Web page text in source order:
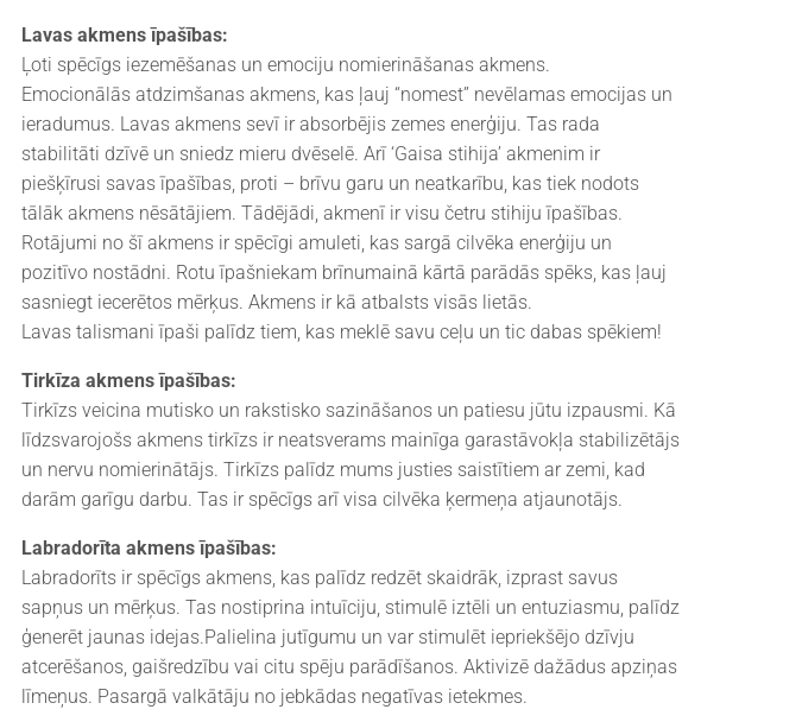
Lavas akmens īpašības:
Ļoti spēcīgs iezemēšanas un emociju nomierināšanas akmens.
Emocionālās atdzimšanas akmens, kas ļauj “nomest” nevēlamas emocijas un
ieradumus. Lavas akmens sevī ir absorbējis zemes enerģiju. Tas rada
stabilitāti dzīvē un sniedz mieru dvēselē. Arī ‘Gaisa stihija’ akmenim ir
piešķīrusi savas īpašības, proti – brīvu garu un neatkarību, kas tiek nodots
tālāk akmens nēsātājiem. Tādējādi, akmenī ir visu četru stihiju īpašības.
Rotājumi no šī akmens ir spēcīgi amuleti, kas sargā cilvēka enerģiju un
pozitīvo nostādni. Rotu īpašniekam brīnumainā kārtā parādās spēks, kas ļauj
sasniegt iecerētos mērķus. Akmens ir kā atbalsts visās lietās.
Lavas talismani īpaši palīdz tiem, kas meklē savu ceļu un tic dabas spēkiem!
Tirkīza akmens īpašības:
Tirkīzs veicina mutisko un rakstisko sazināšanos un patiesu jūtu izpausmi. Kā
līdzsvarojošs akmens tirkīzs ir neatsverams mainīga garastāvokļa stabilizētājs
un nervu nomierinātājs. Tirkīzs palīdz mums justies saistītiem ar zemi, kad
darām garīgu darbu. Tas ir spēcīgs arī visa cilvēka ķermeņa atjaunotājs.
Labradorīta akmens īpašības:
Labradorīts ir spēcīgs akmens, kas palīdz redzēt skaidrāk, izprast savus
sapņus un mērķus. Tas nostiprina intuīciju, stimulē iztēli un entuziasmu, palīdz
ģenerēt jaunas idejas.Palielina jutīgumu un var stimulēt iepriekšējo dzīvju
atcerēšanos, gaišredzību vai citu spēju parādīšanos. Aktivizē dažādus apziņas
līmeņus. Pasargā valkātāju no jebkādas negatīvas ietekmes.